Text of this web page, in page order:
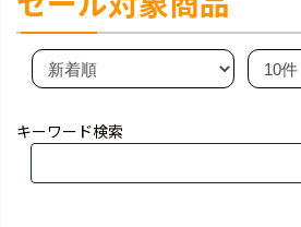
キーワード検索